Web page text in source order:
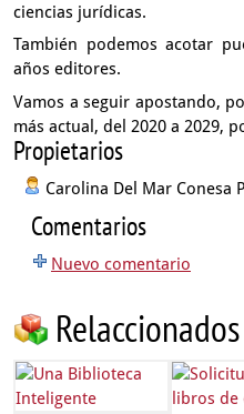
ciencias jurídicas.
También podemos acotar
años editores.
Vamos a seguir apostando,
más actual, del 2020 a 2029,
Propietarios
Carolina Del Mar Conesa
Comentarios
Nuevo comentario
Relaccionados